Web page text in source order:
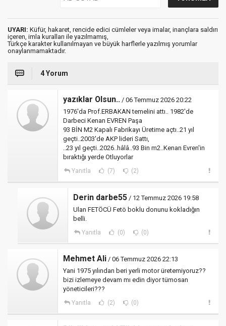
UYARI: Küfür, hakaret, rencide edici cümleler veya imalar, inançlara saldırı
içeren, imla kuralları ile yazılmamış,
Türkçe karakter kullanılmayan ve büyük harflerle yazılmış yorumlar
onaylanmamaktadır.
4 Yorum
yazıklar Olsun.. / 06 Temmuz 2026 20:22
1976'da Prof.ERBAKAN temelini attı.. 1982'de
Darbeci Kenan EVREN Paşa
93 BİN M2 Kapalı Fabrikayı Üretime açtı..21 yıl
geçti..2003'de AKP lideri Sattı,
..23 yıl geçti..2026..hâlâ..93 Bin m2..Kenan Evren'in
bıraktığı yerde Otluyorlar
Yanıtla (7) (2)
Derin darbe55 / 12 Temmuz 2026 19:58
Ulan FETÖCÜ Fetö boklu donunu kokladığın
belli.
Yanıtla (0) (0)
Mehmet Ali / 06 Temmuz 2026 22:13
Yani 1975 yılından beri yerli motor üretemiyoruz??
bizi izlemeye devam mı edin diyor tümosan
yöneticileri???
Yanıtla (2) (0)